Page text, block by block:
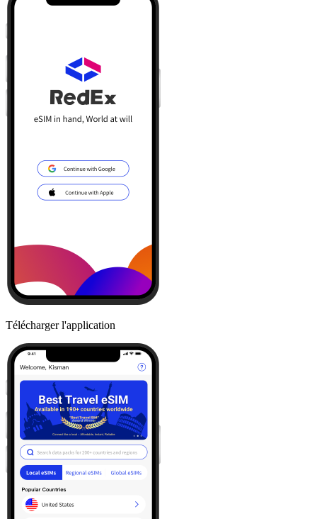
Télécharger l'application